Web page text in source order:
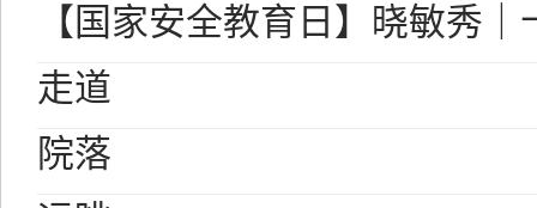
【国家安全教育日】晓敏秀｜
走道
院落